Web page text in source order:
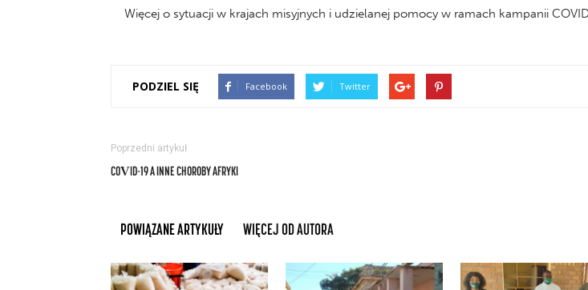
Więcej o sytuacji w krajach misyjnych i udzielanej pomocy w ramach kampanii
PODZIEL SIĘ Facebook Twitter
Poprzedni artykuł
COVID-19 A INNE CHOROBY AFRYKI
POWIĄZANE ARTYKUŁY WIĘCEJ OD AUTORA